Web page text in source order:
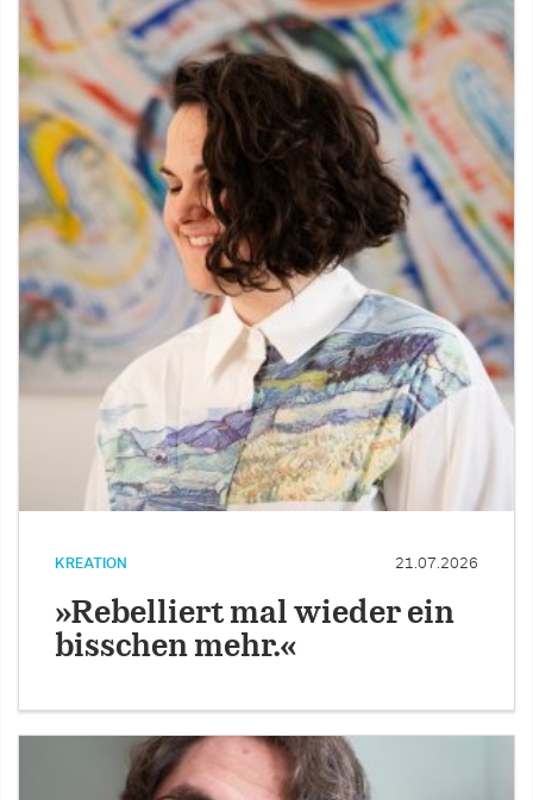
KREATION 21.07.2026
»Rebelliert mal wieder ein
bisschen mehr.«